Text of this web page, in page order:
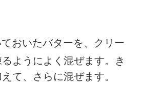
おいたバターを、クリー
ようによく混ぜます。き
て、さらに混ぜます。